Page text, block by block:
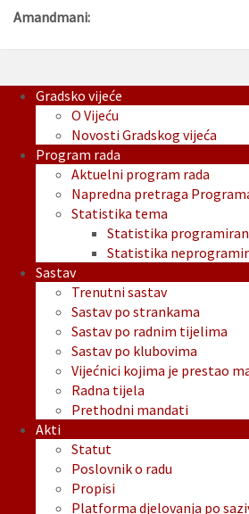
Amandmani:
Gradsko vijeće
O Vijeću
Novosti Gradskog vijeća
Program rada
Aktuelni program rada
Napredna pretraga
Statistika tema
Statistika
Statistika
Sastav
Trenutni sastav
Sastav po strankama
Sastav po radnim tijelima
Sastav po klubovima
Vijećnici kojima je prestao
Radna tijela
Prethodni mandati
Akti
Statut
Poslovnik o radu
Propisi
Platforma djelovanja po